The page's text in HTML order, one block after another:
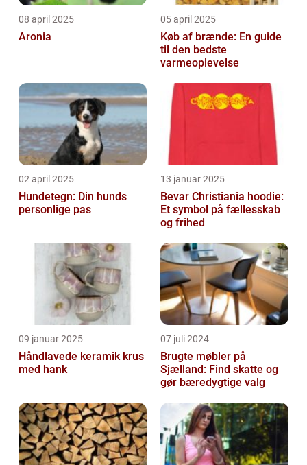
08 april 2025
Aronia
05 april 2025
Køb af brænde: En guide
til den bedste
varmeoplevelse
02 april 2025
Hundetegn: Din hunds
personlige pas
13 januar 2025
Bevar Christiania hoodie:
Et symbol på fællesskab
og frihed
09 januar 2025
Håndlavede keramik krus
med hank
07 juli 2024
Brugte møbler på
Sjælland: Find skatte og
gør bæredygtige valg